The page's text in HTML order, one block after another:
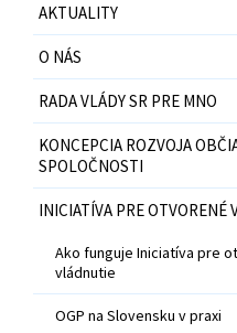
AKTUALITY
O NÁS
RADA VLÁDY SR PRE MNO
KONCEPCIA ROZVOJA
SPOLOČNOSTI
INICIATÍVA PRE OTVORENÉ
Ako funguje Iniciatíva pre
vládnutie
OGP na Slovensku v praxi